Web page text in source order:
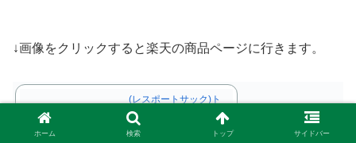
↓画像をクリックすると楽天の商品ページに行きます。
(レスポートサック)ト
ートバッグ
1116E978／レスポー
トサック
ホーム 検索 トップ サイドバー